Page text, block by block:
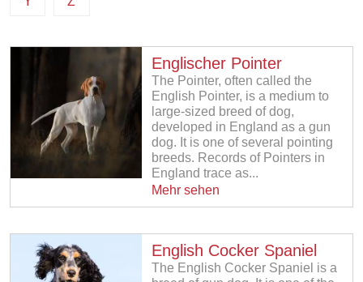
Englischer Pointer
The Pointer, often called the
English Pointer, is a medium to
large-sized breed of dog,
developed in England as a gun
dog. It is one of several pointing
breeds. Records of Pointers in
England trace as...
Mehr sehen
English Cocker Spaniel
The English Cocker Spaniel is a